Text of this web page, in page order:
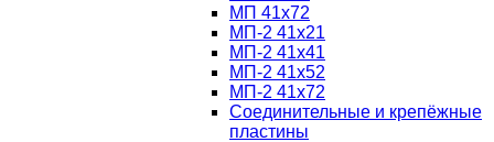
МП 41х72
МП-2 41х21
МП-2 41х41
МП-2 41х52
МП-2 41х72
Соединительные и крепёжные
пластины